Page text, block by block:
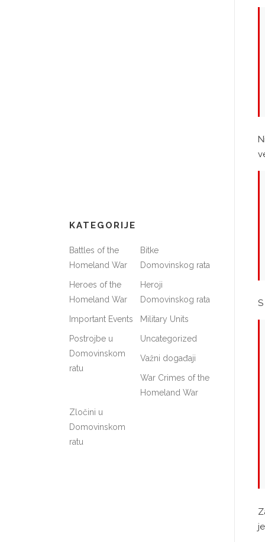
KATEGORIJE
Battles of the
Homeland War
Bitke
Domovinskog rata
Heroes of the
Homeland War
Heroji
Domovinskog rata
Important Events Military Units
Postrojbe u
Domovinskom
ratu
Uncategorized
Važni događaji
War Crimes of the
Homeland War
Zločini u
Domovinskom
ratu